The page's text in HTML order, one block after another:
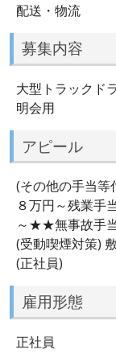
配送・物流
募集内容
大型トラックド
明会用
アピール
(その他の手当等
８万円～残業
～★★無事故手当
(受動喫煙対策)
(正社員)
雇用形態
正社員